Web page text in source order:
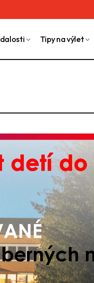
Tipy na výlet